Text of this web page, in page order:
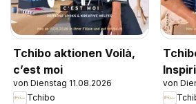
Tchibo aktionen Voilà,
c’est moi
von Dienstag 11.08.2026
Tchibo
von